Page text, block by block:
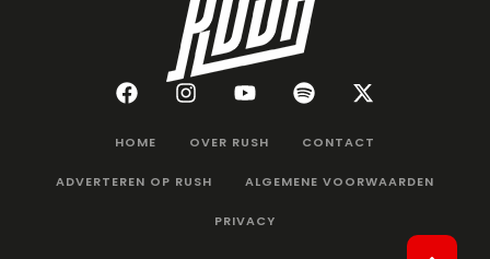
HOME OVER RUSH CONTACT
ADVERTEREN OP RUSH ALGEMENE VOORWAARDEN
PRIVACY